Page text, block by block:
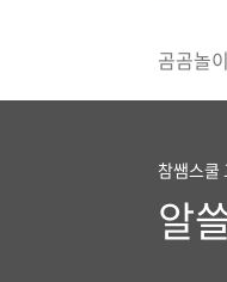
곰곰놀
참쌤스쿨
알